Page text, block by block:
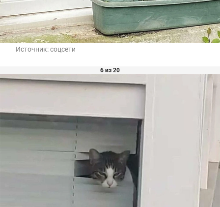
Источник:соцсети
6 из 20